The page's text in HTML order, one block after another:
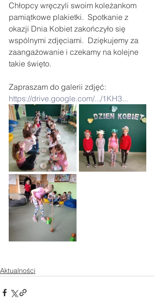
Chłopcy wręczyli swoim koleżankom
pamiątkowe plakietki.  Spotkanie z
okazji Dnia Kobiet zakończyło się
wspólnymi zdjęciami.  Dziękujemy za
zaangażowanie i czekamy na kolejne
takie święto.
Zapraszam do galerii zdjęć:
https://drive.google.com/.../1KH3...
Aktualności